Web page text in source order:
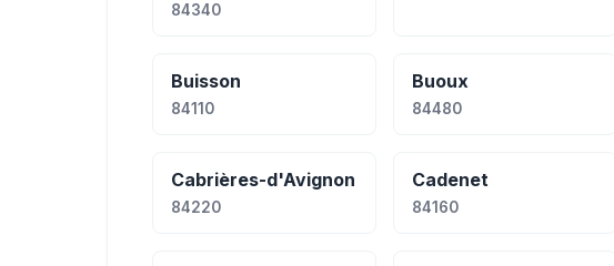
84340
Buisson
84110
Buoux
84480
Cabrières-d'Avignon
84220
Cadenet
84160